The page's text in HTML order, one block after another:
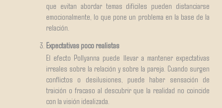
que evitan abordar temas difíciles pueden distanciarse
emocionalmente, lo que pone un problema en la base de la
relación.
Expectativas poco realistas
El efecto Pollyanna puede llevar a mantener expectativas
irreales sobre la relación y sobre la pareja. Cuando surgen
conflictos o desilusiones, puede haber sensación de
traición o fracaso al descubrir que la realidad no coincide
con la visión idealizada.